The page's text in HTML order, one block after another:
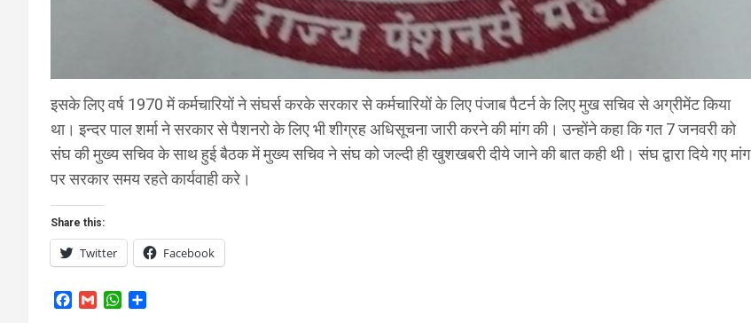
इसके लिए वर्ष 1970 में कर्मचारियों ने संघर्स करके सरकार से कर्मचारियों के लिए पंजाब पैटर्न के लिए मुख सचिव से अग्रीमेंट किया
था। इन्दर पाल शर्मा ने सरकार से पैशनरो के लिए भी शीग्रह अधिसूचना जारी करने की मांग की। उन्होंने कहा कि गत 7 जनवरी को
संघ की मुख्य सचिव के साथ हुई बैठक में मुख्य सचिव ने संघ को जल्दी ही खुशखबरी दीये जाने की बात कही थी। संघ द्वारा दिये गए मांग
पर सरकार समय रहते कार्यवाही करे।
Share this:
Twitter Facebook
W